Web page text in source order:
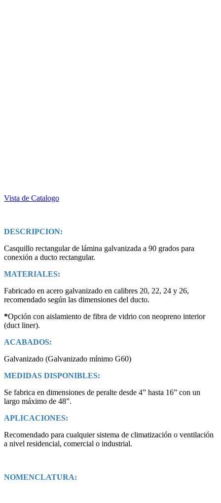
Vista de Catalogo
DESCRIPCION:
Casquillo rectangular de lámina galvanizada a 90 grados para
conexión a ducto rectangular.
MATERIALES:
Fabricado en acero galvanizado en calibres 20, 22, 24 y 26,
recomendado según las dimensiones del ducto.
*Opción con aislamiento de fibra de vidrio con neopreno interior
(duct liner).
ACABADOS:
Galvanizado (Galvanizado mínimo G60)
MEDIDAS DISPONIBLES:
Se fabrica en dimensiones de peralte desde 4” hasta 16” con un
largo máximo de 48”.
APLICACIONES:
Recomendado para cualquier sistema de climatización o ventilación
a nivel residencial, comercial o industrial.
NOMENCLATURA: